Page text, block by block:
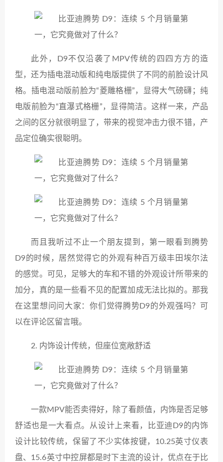
此外，D9不仅沿袭了MPV传统的四四方方的造
型，还为插电混动版和纯电版提供了不同的前脸设计风
格。插电混动版前脸为“菱雕格栅”，显得大气磅礴；纯
电版前脸为“直瀑式格栅”，显得简洁。这样一来，产品
之间的区分就很明显了，带来的视觉冲击力很不错，产
品定位确实很聪明。
而且我听过不止一个朋友提到，第一眼看到腾势
D9的时候，居然觉得它的外观有种百万级丰田埃尔法
的感觉。可见，足够大的车和不错的外观设计所带来的
加分，真的是一些看不见的配置加成无法比拟的。那我
在这里想问问大家：你们觉得腾势D9的外观强吗？可
以在评论区留言哦。
2. 内饰设计传统，但座位宽敞舒适
一款MPV能否卖得好，除了看颜值，内饰是否足够
舒适也是一大看点。从设计上来看，比亚迪D9的内饰
设计比较传统，保留了不少实体按键，10.25英寸仪表
盘、15.6英寸中控屏都是时下主流的设计，优点在于比